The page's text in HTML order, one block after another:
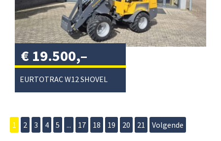
EURTOTRAC W12 SHOVEL
€ 19.500,–
excl. btw/
1 2 3 4 5 ... 17 18 19 20 21 Volgende